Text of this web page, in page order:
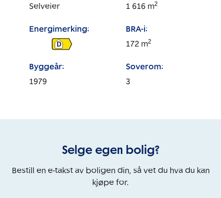
Selveier
1 616 m2
Energimerking:
D
BRA-i:
172 m2
Byggeår:
1979
Soverom:
3
Selge egen bolig?
Bestill en e-takst av boligen din, så vet du hva du kan
kjøpe for.